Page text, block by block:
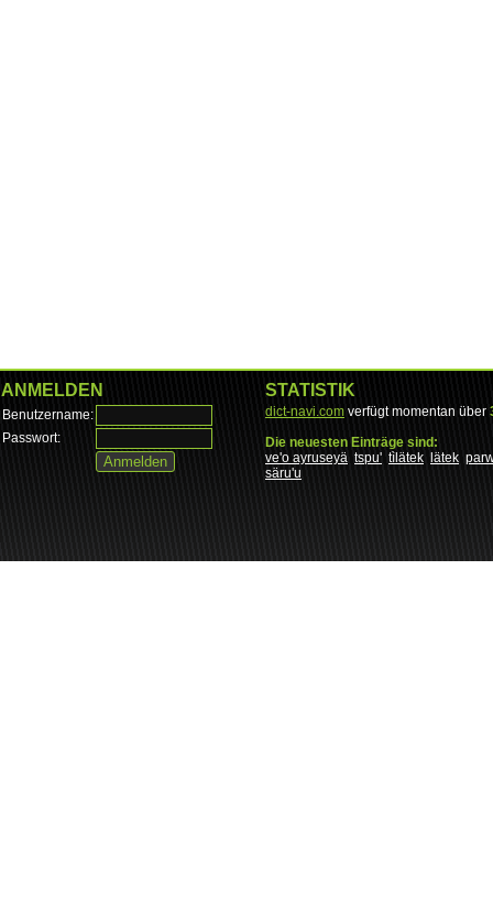
ANMELDEN
Benutzername:
Passwort:
STATISTIK
dict-navi.com verfügt momentan über
Die neuesten Einträge sind:
ve'o ayruseyä tspu' tìlätek lätek
säru'u